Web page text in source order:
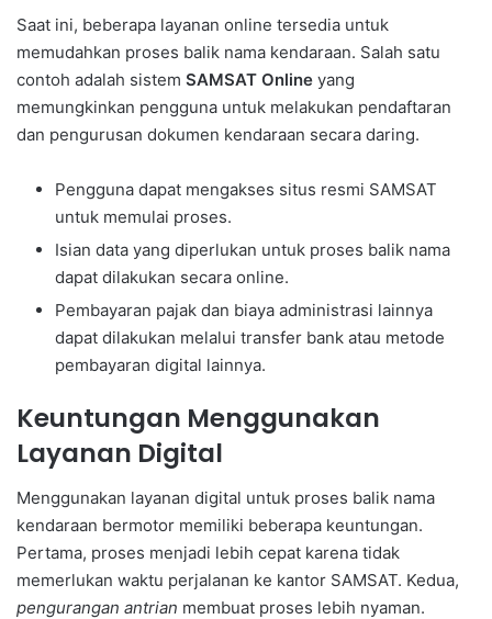
Saat ini, beberapa layanan online tersedia untuk
memudahkan proses balik nama kendaraan. Salah satu
contoh adalah sistem SAMSAT Online yang
memungkinkan pengguna untuk melakukan pendaftaran
dan pengurusan dokumen kendaraan secara daring.
Pengguna dapat mengakses situs resmi SAMSAT
untuk memulai proses.
Isian data yang diperlukan untuk proses balik nama
dapat dilakukan secara online.
Pembayaran pajak dan biaya administrasi lainnya
dapat dilakukan melalui transfer bank atau metode
pembayaran digital lainnya.
Keuntungan Menggunakan
Layanan Digital
Menggunakan layanan digital untuk proses balik nama
kendaraan bermotor memiliki beberapa keuntungan.
Pertama, proses menjadi lebih cepat karena tidak
memerlukan waktu perjalanan ke kantor SAMSAT. Kedua,
pengurangan antrian membuat proses lebih nyaman.